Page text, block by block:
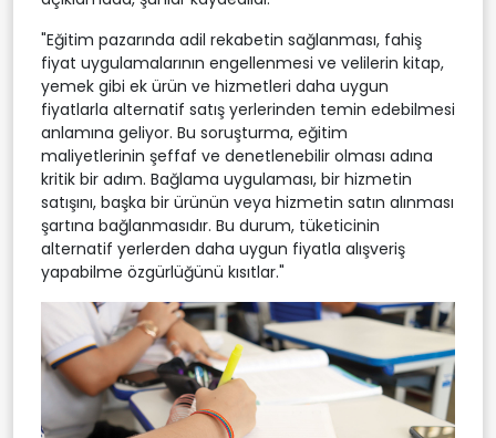
"Eğitim pazarında adil rekabetin sağlanması, fahiş
fiyat uygulamalarının engellenmesi ve velilerin kitap,
yemek gibi ek ürün ve hizmetleri daha uygun
fiyatlarla alternatif satış yerlerinden temin edebilmesi
anlamına geliyor. Bu soruşturma, eğitim
maliyetlerinin şeffaf ve denetlenebilir olması adına
kritik bir adım. Bağlama uygulaması, bir hizmetin
satışını, başka bir ürünün veya hizmetin satın alınması
şartına bağlanmasıdır. Bu durum, tüketicinin
alternatif yerlerden daha uygun fiyatla alışveriş
yapabilme özgürlüğünü kısıtlar."